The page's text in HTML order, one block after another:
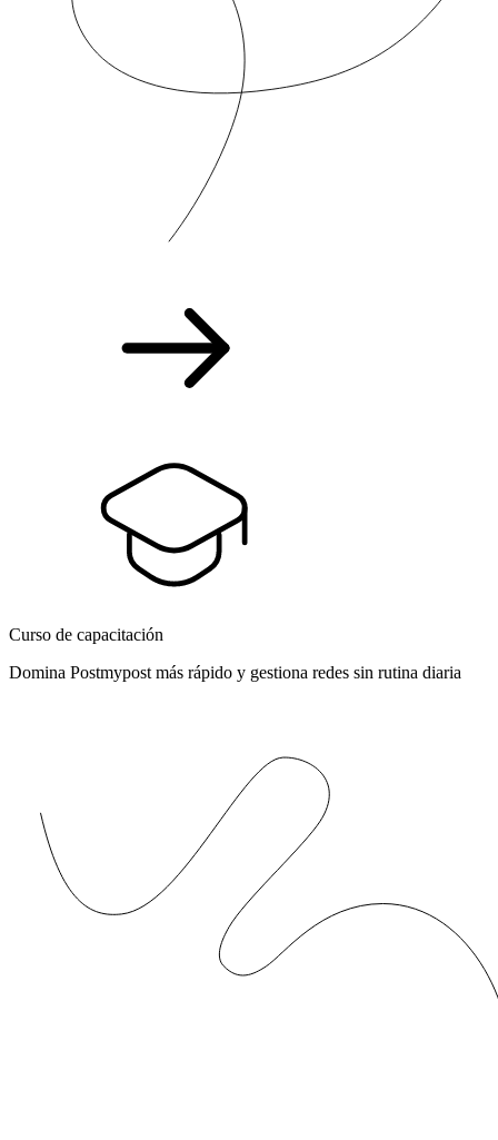
Curso de capacitación
Domina Postmypost más rápido y gestiona redes sin rutina diaria